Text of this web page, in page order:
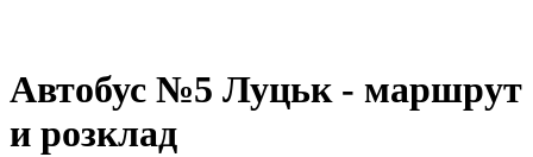
Автобус №5 Луцьк - маршрут
и розклад